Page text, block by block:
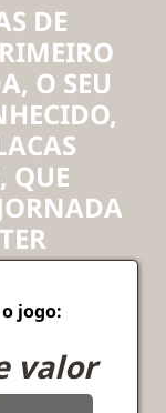
DE
O SEU
QUE
jogo:
valor